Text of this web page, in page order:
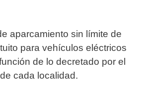
aparcamiento sin límite de
para vehículos eléctricos
de lo decretado por el
cada localidad.